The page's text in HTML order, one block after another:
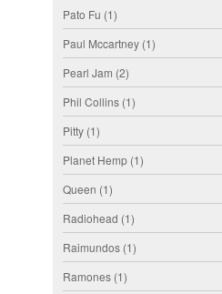
Pato Fu (1)
Paul Mccartney (1)
Pearl Jam (2)
Phil Collins (1)
Pitty (1)
Planet Hemp (1)
Queen (1)
Radiohead (1)
Raimundos (1)
Ramones (1)